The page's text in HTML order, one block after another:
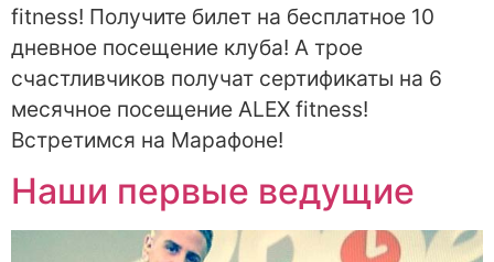
fitness! Получите билет на бесплатное 10
дневное посещение клуба! А трое
счастливчиков получат сертификаты на 6
месячное посещение ALEX fitness!
Встретимся на Марафоне!
Наши первые ведущие